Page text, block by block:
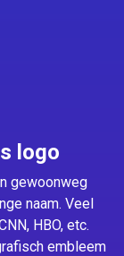
logo
gewoonweg
naam. Veel
HBO, etc.
embleem